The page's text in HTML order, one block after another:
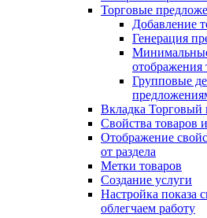
Торговые
Добавление
Генерация
отображения
Групповые
Вкладка Торговый
Свойства товаров
Отображение
от раздела
Метки товаров
Создание услуги
Настройка показа
облегчаем работу